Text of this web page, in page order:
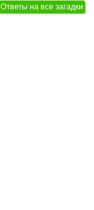
Ответы на все загадки